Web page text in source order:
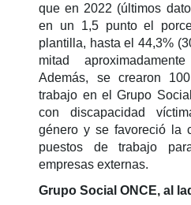
que en 2022 (últimos
en un 1,5 punto el
plantilla, hasta el 44,3%
mitad
Además, se crearon
trabajo en el Grupo
con discapacidad
género y se favoreció la
puestos de trabajo
empresas externas.
Grupo Social ONCE, al